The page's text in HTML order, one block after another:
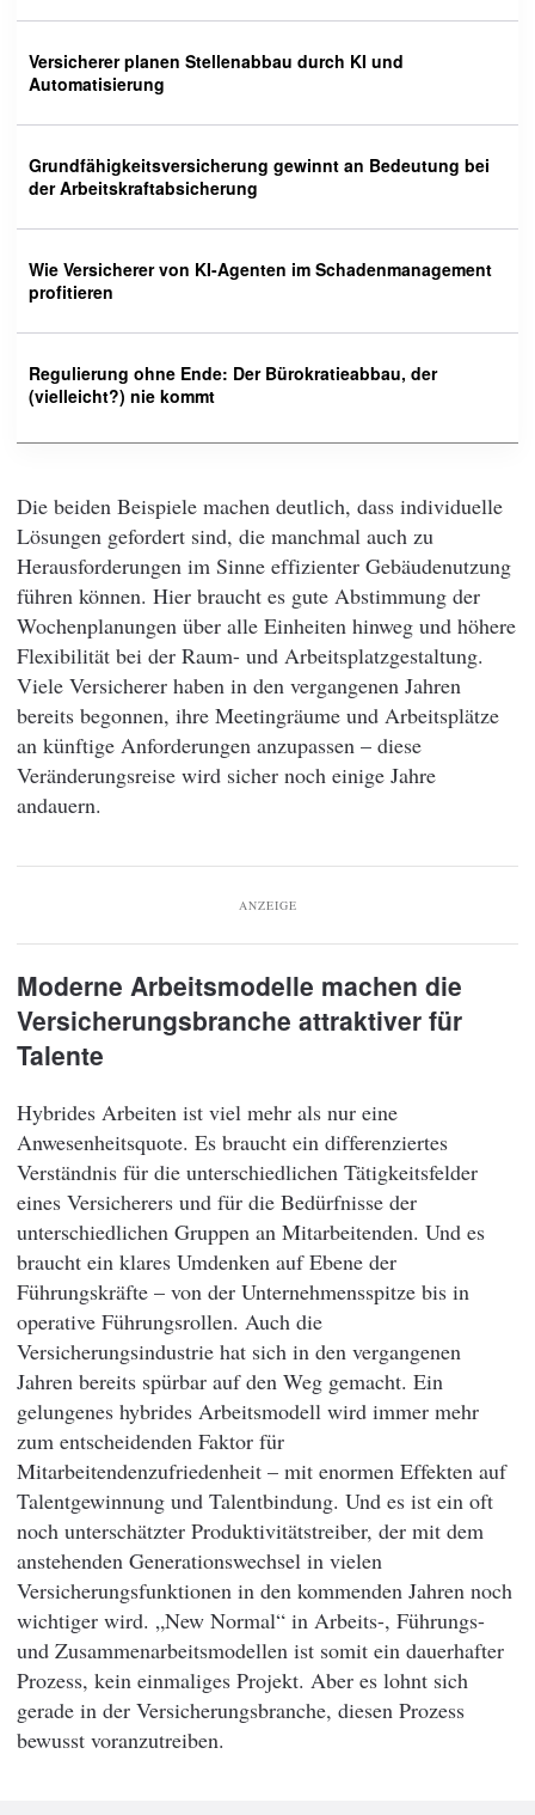
Versicherer planen Stellenabbau durch KI und
Automatisierung
Grundfähigkeitsversicherung gewinnt an Bedeutung bei
der Arbeitskraftabsicherung
Wie Versicherer von KI-Agenten im Schadenmanagement
profitieren
Regulierung ohne Ende: Der Bürokratieabbau, der
(vielleicht?) nie kommt
Die beiden Beispiele machen deutlich, dass individuelle
Lösungen gefordert sind, die manchmal auch zu
Herausforderungen im Sinne effizienter Gebäudenutzung
führen können. Hier braucht es gute Abstimmung der
Wochenplanungen über alle Einheiten hinweg und höhere
Flexibilität bei der Raum- und Arbeitsplatzgestaltung.
Viele Versicherer haben in den vergangenen Jahren
bereits begonnen, ihre Meetingräume und Arbeitsplätze
an künftige Anforderungen anzupassen – diese
Veränderungsreise wird sicher noch einige Jahre
andauern.
ANZEIGE
Moderne Arbeitsmodelle machen die
Versicherungsbranche attraktiver für
Talente
Hybrides Arbeiten ist viel mehr als nur eine
Anwesenheitsquote. Es braucht ein differenziertes
Verständnis für die unterschiedlichen Tätigkeitsfelder
eines Versicherers und für die Bedürfnisse der
unterschiedlichen Gruppen an Mitarbeitenden. Und es
braucht ein klares Umdenken auf Ebene der
Führungskräfte – von der Unternehmensspitze bis in
operative Führungsrollen. Auch die
Versicherungsindustrie hat sich in den vergangenen
Jahren bereits spürbar auf den Weg gemacht. Ein
gelungenes hybrides Arbeitsmodell wird immer mehr
zum entscheidenden Faktor für
Mitarbeitendenzufriedenheit – mit enormen Effekten auf
Talentgewinnung und Talentbindung. Und es ist ein oft
noch unterschätzter Produktivitätstreiber, der mit dem
anstehenden Generationswechsel in vielen
Versicherungsfunktionen in den kommenden Jahren noch
wichtiger wird. „New Normal“ in Arbeits-, Führungs-
und Zusammenarbeitsmodellen ist somit ein dauerhafter
Prozess, kein einmaliges Projekt. Aber es lohnt sich
gerade in der Versicherungsbranche, diesen Prozess
bewusst voranzutreiben.